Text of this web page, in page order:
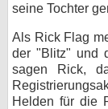
seine Tochter
Als Rick Flag
der "Blitz" und
sagen Rick,
Helden für die